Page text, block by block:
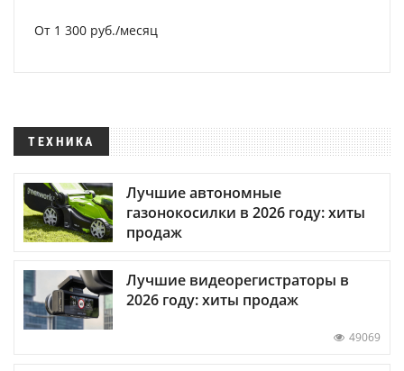
От 1 300 руб./месяц
ТЕХНИКА
Лучшие автономные
газонокосилки в 2026 году: хиты
продаж
Лучшие видеорегистраторы в
2026 году: хиты продаж
49069